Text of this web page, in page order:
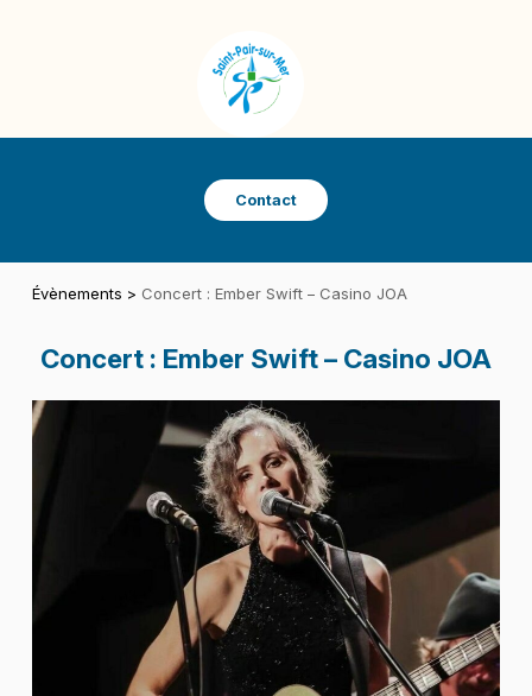
Contact
Évènements > Concert : Ember Swift – Casino JOA
Concert : Ember Swift – Casino JOA